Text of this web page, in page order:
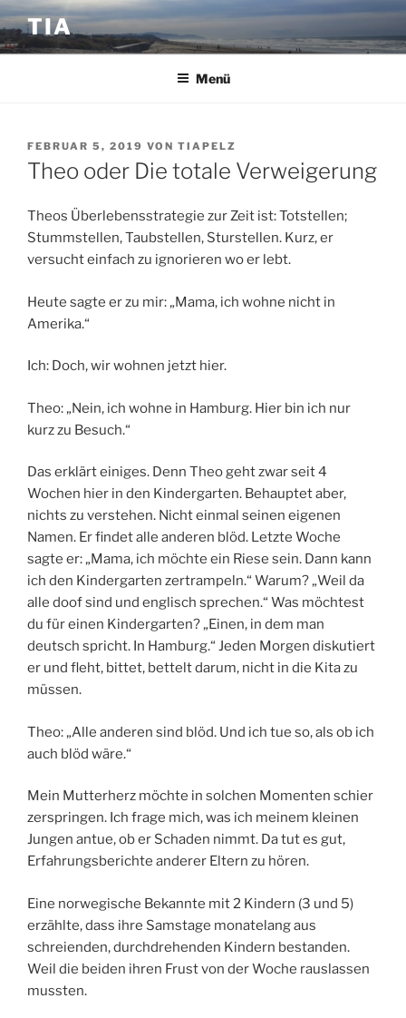
Zum
Inhalt
springen
TIA
Menü
VERÖFFENTLICHT
AM
FEBRUAR 5, 2019 VON TIAPELZ
Theo oder Die totale Verweigerung
Theos Überlebensstrategie zur Zeit ist: Totstellen;
Stummstellen, Taubstellen, Sturstellen. Kurz, er
versucht einfach zu ignorieren wo er lebt.
Heute sagte er zu mir: „Mama, ich wohne nicht in
Amerika.“
Ich: Doch, wir wohnen jetzt hier.
Theo: „Nein, ich wohne in Hamburg. Hier bin ich nur
kurz zu Besuch.“
Das erklärt einiges. Denn Theo geht zwar seit 4
Wochen hier in den Kindergarten. Behauptet aber,
nichts zu verstehen. Nicht einmal seinen eigenen
Namen. Er findet alle anderen blöd. Letzte Woche
sagte er: „Mama, ich möchte ein Riese sein. Dann kann
ich den Kindergarten zertrampeln.“ Warum? „Weil da
alle doof sind und englisch sprechen.“ Was möchtest
du für einen Kindergarten? „Einen, in dem man
deutsch spricht. In Hamburg.“ Jeden Morgen diskutiert
er und fleht, bittet, bettelt darum, nicht in die Kita zu
müssen.
Theo: „Alle anderen sind blöd. Und ich tue so, als ob ich
auch blöd wäre.“
Mein Mutterherz möchte in solchen Momenten schier
zerspringen. Ich frage mich, was ich meinem kleinen
Jungen antue, ob er Schaden nimmt. Da tut es gut,
Erfahrungsberichte anderer Eltern zu hören.
Eine norwegische Bekannte mit 2 Kindern (3 und 5)
erzählte, dass ihre Samstage monatelang aus
schreienden, durchdrehenden Kindern bestanden.
Weil die beiden ihren Frust von der Woche rauslassen
mussten.